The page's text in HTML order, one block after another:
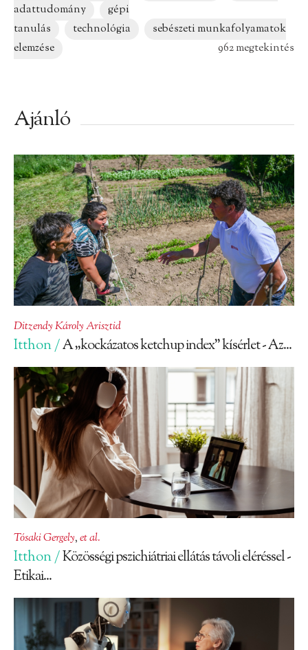
adattudomány
gépi
tanulás
technológia
sebészeti munkafolyamatok
elemzése
962 megtekintés
Ajánló
Ditzendy Károly Arisztid
Itthon /A „kockázatos ketchup index” kísérlet - Az...
Tósaki Gergely,et al.
Itthon /Közösségi pszichiátriai ellátás távoli eléréssel -
Etikai...